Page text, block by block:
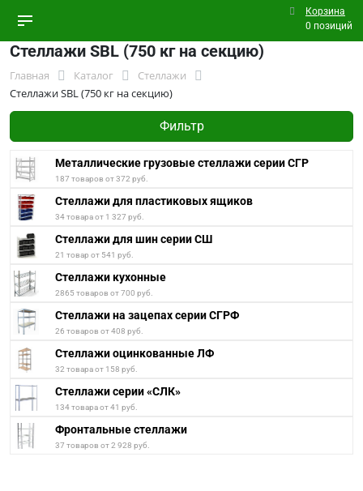
Корзина
0 позиций
Стеллажи SBL (750 кг на секцию)
Главная Каталог
Стеллажи
Стеллажи SBL (750 кг на секцию)
Фильтр
Металлические грузовые стеллажи серии СГР
187 товаров от 372 руб.
Стеллажи для пластиковых ящиков
34 товара от 1 327 руб.
Стеллажи для шин серии СШ
21 товар от 541 руб.
Стеллажи кухонные
2865 товаров от 700 руб.
Стеллажи на зацепах серии СГРФ
26 товаров от 408 руб.
Стеллажи оцинкованные ЛФ
32 товара от 158 руб.
Стеллажи серии «СЛК»
134 товара от 41 руб.
Фронтальные стеллажи
37 товаров от 2 928 руб.